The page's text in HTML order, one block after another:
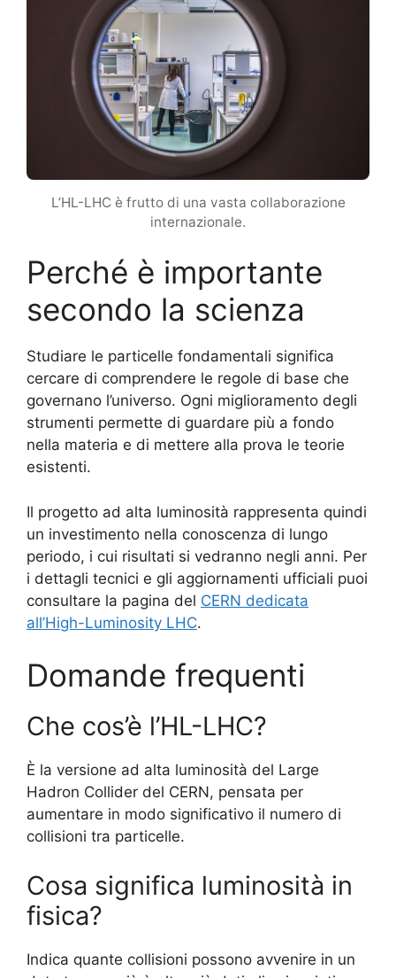
L’HL-LHC è frutto di una vasta collaborazione
internazionale.
Perché è importante
secondo la scienza
Studiare le particelle fondamentali significa
cercare di comprendere le regole di base che
governano l’universo. Ogni miglioramento degli
strumenti permette di guardare più a fondo
nella materia e di mettere alla prova le teorie
esistenti.
Il progetto ad alta luminosità rappresenta quindi
un investimento nella conoscenza di lungo
periodo, i cui risultati si vedranno negli anni. Per
i dettagli tecnici e gli aggiornamenti ufficiali puoi
consultare la pagina del CERN dedicata
all’High-Luminosity LHC.
Domande frequenti
Che cos’è l’HL-LHC?
È la versione ad alta luminosità del Large
Hadron Collider del CERN, pensata per
aumentare in modo significativo il numero di
collisioni tra particelle.
Cosa significa luminosità in
fisica?
Indica quante collisioni possono avvenire in un